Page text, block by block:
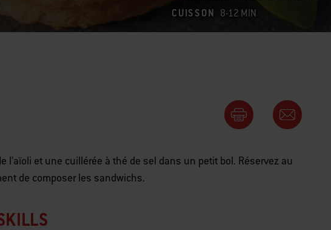
CUISSON 8-12 MIN
l’aïoli et une cuillérée à thé de sel dans un petit bol. Réservez au
de composer les sandwichs.